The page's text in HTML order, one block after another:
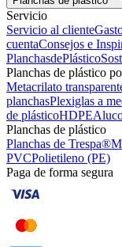
Servicio
Servicio al cliente
cuentaConsejos e
PlanchasdePlástico
Planchas de plástico
Metacrilato
planchasPlexiglas a
de plásticoHDPE
Planchas de plástico
Planchas de Trespa®
PVCPolietileno (PE)
Paga de forma segura